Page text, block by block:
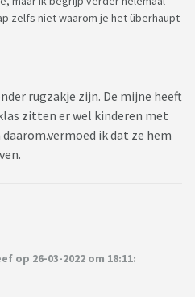
zelfs niet waarom je het überhaupt
rugzakje zijn. De mijne heeft
zitten er wel kinderen met
ik dat ze hem
op 26-03-2022 om 18:11: